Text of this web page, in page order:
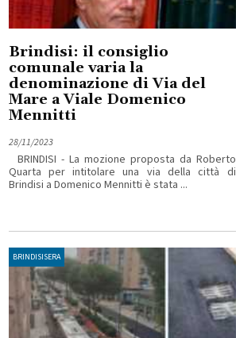
Brindisi: il consiglio
comunale varia la
denominazione di Via del
Mare a Viale Domenico
Mennitti
28/11/2023
BRINDISI - La mozione proposta da Roberto
Quarta per intitolare una via della città di
Brindisi a Domenico Mennitti è stata ...
BRINDISISERA